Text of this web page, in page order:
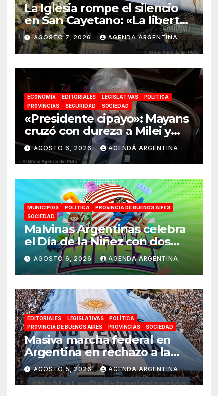
La Iglesia rompe el silencio
en San Cayetano: «La libertad
económica no puede ser
absoluta»
AGOSTO 7, 2026 AGENDA ARGENTINA
ECONOMÍA EDITORIALES LEGISLATIVAS
POLÍTICA
PROVINCIAS
SEGURIDAD SOCIEDAD
«Presidente cipayo»: Mayans
cruzó con dureza a Milei y
advirtió sobre un juicio
político por traición a la
Patria
AGOSTO 6, 2026 AGENDA ARGENTINA
MUNICIPIOS POLÍTICA
PROVINCIA DE BUENOS AIRES
SOCIEDAD
Malvinas Argentinas celebra
el Día de la Niñez con dos
jornadas de juegos,
espectáculos y actividades
para toda la familia
AGOSTO 6, 2026 AGENDA ARGENTINA
EDITORIALES LEGISLATIVAS
POLÍTICA
PROVINCIA DE BUENOS AIRES
PROVINCIAS SOCIEDAD
Masiva marcha federal en
Argentina en rechazo a la
reforma de la Ley de Tierras
impulsada por Milei: «La
soberanía no se negocia»
AGOSTO 5, 2026 AGENDA ARGENTINA